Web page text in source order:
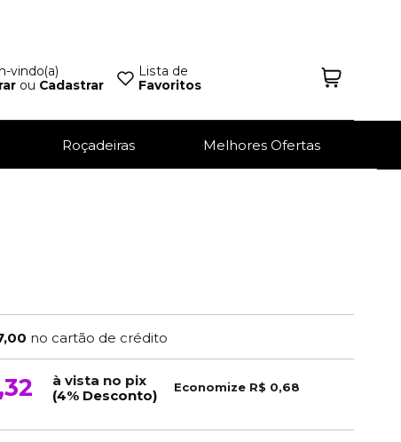
vindo(a)
ou Cadastrar
Lista de
Favoritos
Roçadeiras Melhores Ofertas
no cartão de crédito
à vista no pix
(4% Desconto)
Economize R$ 0,68